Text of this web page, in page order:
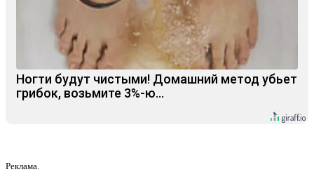
Ногти будут чистыми! Домашний метод убьет
грибок, возьмите 3%-ю…
Реклама.